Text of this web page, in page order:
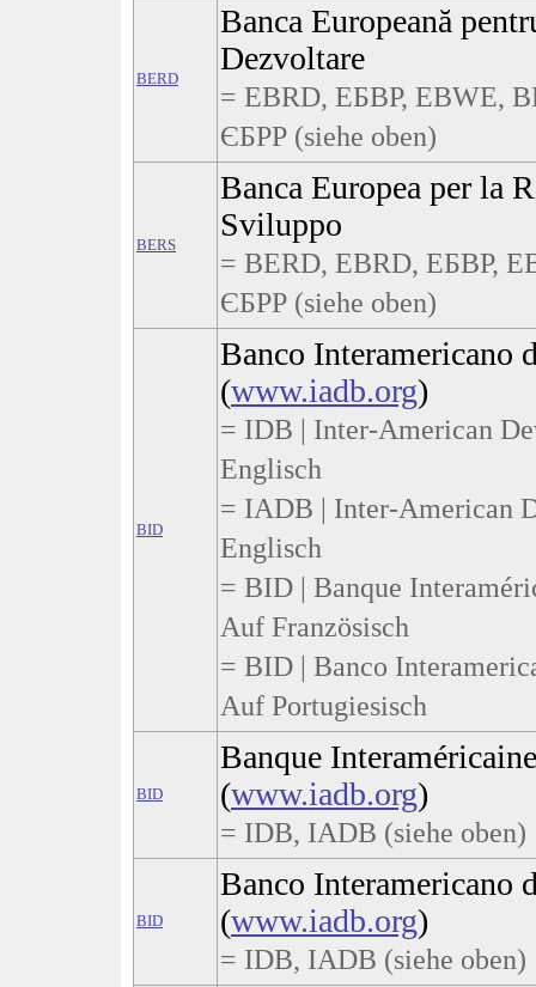
BERD
Banca Europeană
Dezvoltare
= EBRD, ЕБВР, EBWE,
ЄБРР (siehe oben)
BERS
Banca Europea per la
Sviluppo
= BERD, EBRD, ЕБВР,
ЄБРР (siehe oben)
BID
Banco Interamericano
(www.iadb.org)
= IDB | Inter-American
Englisch
= IADB | Inter-American
Englisch
= BID | Banque
Auf Französisch
= BID | Banco
Auf Portugiesisch
BID
Banque
(www.iadb.org)
= IDB, IADB (siehe oben)
BID
Banco Interamericano
(www.iadb.org)
= IDB, IADB (siehe oben)